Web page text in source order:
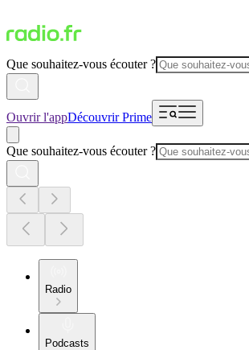
Que souhaitez-vous écouter ?
Ouvrir l'appDécouvrir Prime
Que souhaitez-vous écouter ?
Radio
Podcasts